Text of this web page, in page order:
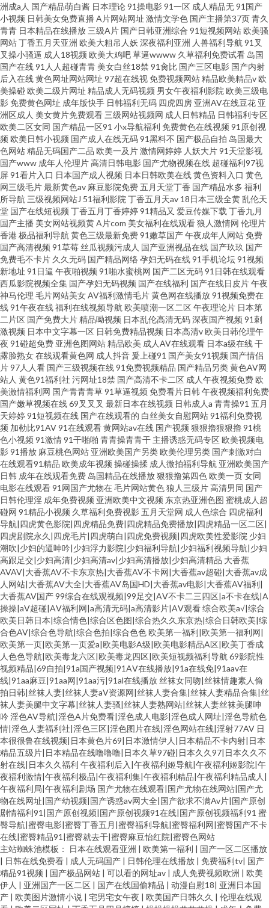
洲成a人 国产精品萌白酱 日本理论91操电影91一区 成人精品无91国产
小视频 日韩美女免费直播 A片网站网址 激情文学色 国产主播第37页青久
青青 日本精品在线播放 三级A片 国产日韩亚洲综合 91短视频网站欧美骚
网站丁香五月天亚洲 欧美大粗吊人妖 深夜福利亚洲 人兽福利导航 91叉
叉操小骚逼 成人18视频 欧美大鸡吧草逼wwww 久草福利免费试看 岛国
国产在线91人人超碰青青 美女白丝18禁 91肏比 国产三区电影 国产内射
后入在线黄色网址网站网址 97超在线视免费视频网站精品欧美精品v欧
美操碰 欧美二级片网址 精品成人无码视频 男女午夜福利影院 欧美三级电
影免费黄色网址 成年版快手 日韩福利无码 四虎四房 亚洲AV在线豆花 亚
洲区成人 美女黄片免费观看 三级网站视频网 成人日韩精品 日韩福利专区
欧美二区女同 国产精品一区91 小x导航福利 免费黄色在线视频 91原创视
频 欧美日韩小视频 国产成人在线无码91黑料不 国产极品自拍 岛国最大
色网站精品无码国产二品 欧美一及片激情网婷婷 人妖大片91天堂影视
国产www 成年人伦理片高清日韩电影 国产尤物视频在线 超碰福利97视
屏91看片入口 日本国产成人视频 日本日韩欧美在线黄色资料入口 黄色
网三级毛片最新黄色av 麻豆影院免费 五月天堂丁香 国产精品水多 福利
所导航 三级视频网站J 51福利影院 丁香五月天av 18日本三级全黄乱伦天
堂 国产在线短视频 丁香五月丁香婷婷91精品又 爱豆传媒下载 丁香九月
国产主播 美女网站视频黄A片com 美女福利在线观看狼人激情网 伦理片
香港极品福利导航 黄色三级最新免费91嫩草国产午夜成年人网站免费
国产高清视频 91草莓 丝瓜视频污成人 国产亚洲视品在线 国产玖玖 国产
免费毛不卡片 久久无码 国产精品网络孕妇无码在线91手机论坛91视频
新地址 91日逼 午夜啪视频 91啪水蜜桃网 国产二区无码91日韩在线观看
西瓜影院视频全集 国产孕妇无码视频 国产在线福利 国产在线日皮片午夜
神马伦理 毛片网站美女AV福利激情毛片黄色网在线播放91视频免费在
线91午夜在线福利在线视频导航 欧美喷潮一区二区午夜理论片 日本第
二片区 国产免费大片精品呦视频 日本乱伦高清无码深夜国产视频 91刺
激视频 日本中文字幕一区 日韩免费精品视频 日本高清v欧美日韩伦理午
夜 91碰超免费 亚洲色图网站精品欧美 成人AV在线观看 日本a级在线干
露脸熟女在线观看黄色网 成人抖音 爰上碰91 国产美女91视频 国产情侣
片97人人看 国产三级视频在线91免费视频精品 国产精品另类黄色AV网
站人 黄色91福利社 污网址18禁 国产高清不卡二区 成人午夜视频免费欧
美激情福利网 国产青青青草91草逼视频 免费看片日韩午夜视频福利免费
国产嫩草视频在线69叉叉叉 最新日本在线视频 日韩成人a 青青操91 五月
天婷婷91短视频在线 国产在线观看的 白丝美女自慰网站91福利免费视
频 加勒比91AV91在线观看黄网站av在线 国产视频 狠狠擼狠狠擼91桃
色小视频 91激情91干啪啪 青青操青青干 主播诱惑无码专区欧美视频电
影91播放 麻豆桃色网站 亚洲欧美国产另类欧美伦理另类 国产刺激对白
在线观看91精品 欧美成年视频 操碰操揉 成人微拍福利导航 亚洲欧美国产
日韩 成年在线观看免费 岛国精品在线播放狠狠撸第四色欧美一页女同
电影在线观看91网国产尤物在毛片网站黄色狼人三级片高清男同 国产
日韩伦理淫 成年免费视频 亚洲欧美中文视频 东京热亚洲色图 蜜桃成人超
碰网 91精品小视频 久草福利免费视影 五月天堂网 成人色综合 四虎福利
导航|四虎黄色影院|四虎精品免费|四虎精品免费播放|四虎精品一区二区|
四虎剧院永久|四虎毛片|四虎萌白|四虎免费视频|四虎欧美性爱影院 少妇
潮吹|少妇的逼呻吟|少妇浮力影院|少妇福利导航|少妇福利视频导航|少妇
高跟足交|少妇高清|少妇高清av|少妇高清播放|少妇高清精品 大香蕉
AVAV|大香蕉AV不卡东京热|大香蕉AV不卡网|大香蕉av超碰|大香蕉av成
人网站|大香蕉AV大全|大香蕉AV岛国HD|大香蕉av电影|大香蕉AV福利|
大香蕉AV国产99综合在线观视频|99足交|AⅤ不卡二三四区|a不卡在线|A
操操|aⅤ超碰|AⅤ福利网|a高清无码|a高清影片|AⅤ观看综合欧美a√|综合
欧美日韩日本|综合情色|综合区色图|综合热久久东京热|综合日韩欧美|综
合色AV|综合色导航|综合色拍|综合色色欧美第一福利|欧美第一福利网|
欧美第一页|欧美第一页爱a|欧美电影A级|欧美电影精品A区|欧美丁香成
人色色导航|欧美毒龙六区|欧美毒龙四区|欧美短视频福利导航 69影院性
视频精品|69自拍|91a国产视频|91AⅤ在线播放|91a在线免|91aav在
线|91aa麻豆|91aa网|91aa污|91al在线播放 丝袜女同吻|丝袜情趣素人偷
拍日韩|丝袜人妻|丝袜人妻aV资源网|丝袜人妻合集|丝袜人妻精品合集|丝
袜人妻美腿中文字幕|丝袜人妻骚|丝袜人妻熟网站|丝袜人妻丝袜美腿呻
吟淫色AV导航|淫色A片免费看|淫色成人电影|淫色成人网址|淫色导航色
情|淫色人妻福利社|淫色三区|淫色图片在线|淫色网站在线|淫射77AV 日
本很很鲁在线视频|日本黄色片69|日本激情伊人|日本精品不卡内射|日本
精品五级片|日本精品在线噜噜噜|日本久草97碰|日本久久97|日本久久不
射在线|日本久久福利 午夜福利后入|午夜福利姬导航|午夜福利姬影院|午
夜福利激情|午夜福利极品|午夜福利集|午夜福利精品|午夜福利精品成人|
午夜福利局|午夜福利剧场 国产尤物在线观看|国产尤物在线网站|国产尤
物在线网址|国产幼视频|国产诱惑av网大全|国产欲求不满Av片|国产原创
剧情福利91|国产原创视频|国产原创视频91在线|国产原创视频福利91 蜜
臀导航|蜜臀电影|蜜臀丁香五月|蜜臀福利导航|蜜臀福利网|蜜臀国产不卡
在线|蜜臀精品91|蜜臀就去干|蜜臀麻豆怡红院|蜜臀色网站
主站蜘蛛池模板：
日本在线观看亚洲 | 欧美第一福利 | 国产一区二区播放
| 日韩在线免费看 | 成人无码国产 | 日韩伦理在线播放 | 免费福利tv| 国产
精品91视频 | 国产极品网站 | 可以看的网址av | 成人免费视频欧洲 | 欧美
伊人 | 亚洲国产一区二区 | 国产在线国偷精品 | 动漫自慰18| 亚洲日本国
产 | 欧美图片激情小说 | 宅男宅女午夜 | 欧美国产日韩久久 | 伦理在线观